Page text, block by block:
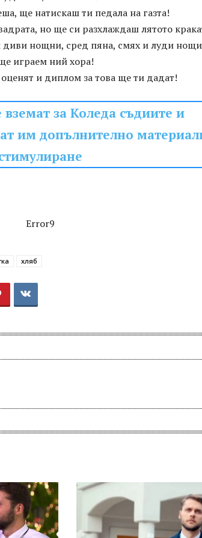
ще натискаш ти педала на газта!
но ще си разхлаждаш лятото
нощни, сред пяна, смях и луди
играем ний хора!
и диплом за това ще ти дадат!
за Коледа съдиите и
им допълнително
Error9
хляб